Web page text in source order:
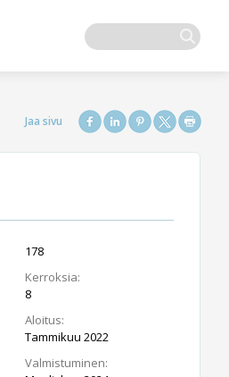
178
Kerroksia:
8
Aloitus:
Tammikuu 2022
Valmistuminen: